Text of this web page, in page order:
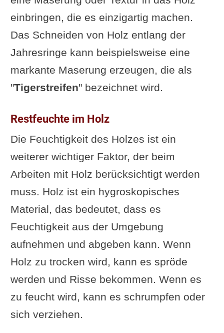
einbringen, die es einzigartig machen.
Das Schneiden von Holz entlang der
Jahresringe kann beispielsweise eine
markante Maserung erzeugen, die als
"Tigerstreifen" bezeichnet wird.
Restfeuchte im Holz
Die Feuchtigkeit des Holzes ist ein
weiterer wichtiger Faktor, der beim
Arbeiten mit Holz berücksichtigt werden
muss. Holz ist ein hygroskopisches
Material, das bedeutet, dass es
Feuchtigkeit aus der Umgebung
aufnehmen und abgeben kann. Wenn
Holz zu trocken wird, kann es spröde
werden und Risse bekommen. Wenn es
zu feucht wird, kann es schrumpfen oder
sich verziehen.